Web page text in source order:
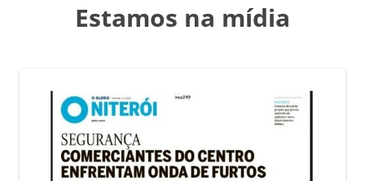
Estamos na mídia